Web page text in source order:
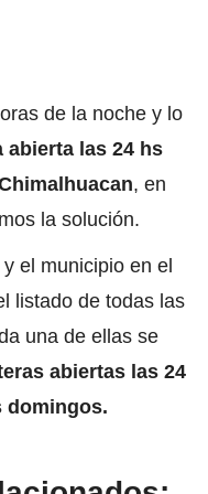
de la noche y lo
abierta las 24 hs
, en
la solución.
el municipio en el
listado de todas las
una de ellas se
abiertas las 24
domingos.